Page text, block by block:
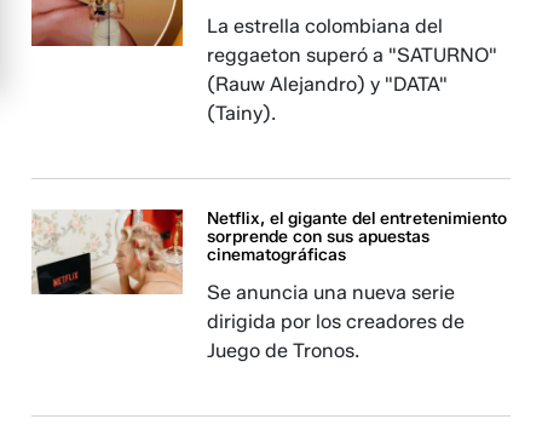
La estrella colombiana del
reggaeton superó a "SATURNO"
(Rauw Alejandro) y "DATA"
(Tainy).
Netflix, el gigante del entretenimiento
sorprende con sus apuestas
cinematográficas
Se anuncia una nueva serie
dirigida por los creadores de
Juego de Tronos.